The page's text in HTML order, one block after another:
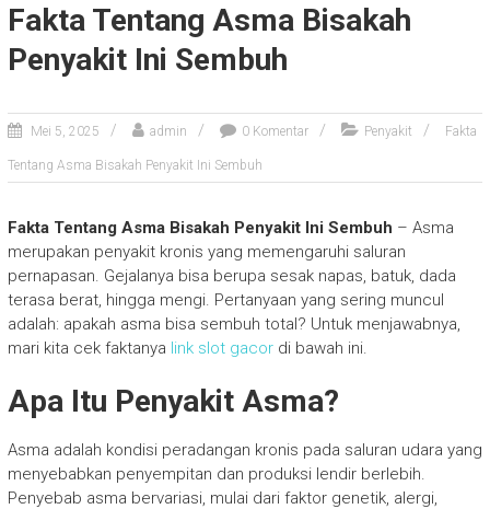
Fakta Tentang Asma Bisakah
Penyakit Ini Sembuh
Mei 5, 2025 admin 0 Komentar Penyakit Fakta
Tentang Asma Bisakah Penyakit Ini Sembuh
Fakta Tentang Asma Bisakah Penyakit Ini Sembuh – Asma
merupakan penyakit kronis yang memengaruhi saluran
pernapasan. Gejalanya bisa berupa sesak napas, batuk, dada
terasa berat, hingga mengi. Pertanyaan yang sering muncul
adalah: apakah asma bisa sembuh total? Untuk menjawabnya,
mari kita cek faktanya link slot gacordi bawah ini.
Apa Itu Penyakit Asma?
Asma adalah kondisi peradangan kronis pada saluran udara yang
menyebabkan penyempitan dan produksi lendir berlebih.
Penyebab asma bervariasi, mulai dari faktor genetik, alergi,